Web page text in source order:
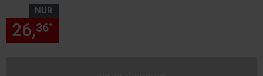
NUR
26,36*